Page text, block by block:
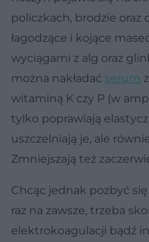
policzkach, brodzie oraz
łagodzące i kojące
wyciągami z alg oraz
można nakładać serum
witaminą K czy P (w
tylko poprawiają
uszczelniają je, ale
Zmniejszają też
Chcąc jednak pozbyć
raz na zawsze, trzeba
elektrokoagulacji bądź